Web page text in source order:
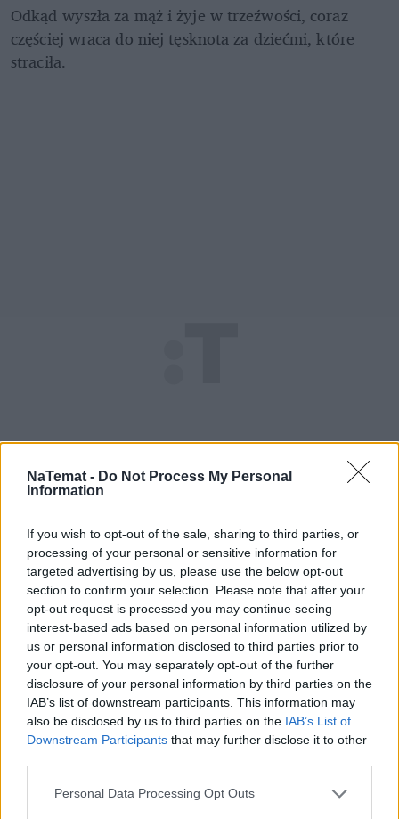
NaTemat - Do Not Process My Personal
Information
If you wish to opt-out of the sale, sharing to third parties, or
processing of your personal or sensitive information for
targeted advertising by us, please use the below opt-out
section to confirm your selection. Please note that after your
opt-out request is processed you may continue seeing
interest-based ads based on personal information utilized by
us or personal information disclosed to third parties prior to
your opt-out. You may separately opt-out of the further
disclosure of your personal information by third parties on the
IAB’s list of downstream participants. This information may
also be disclosed by us to third parties on the IAB’s List of
Downstream Participants that may further disclose it to other
Personal Data Processing Opt Outs
Odkąd wyszła za mąż i żyje w trzeźwości, coraz
częściej wraca do niej tęsknota za dziećmi, które
straciła.
Łupiemy carski beton!  Drytooling
pod Warszawą (Janówek Pierwszy) |
kierunek:GÓRY #4
Najstarszej córki zaczęła szukać na własną rękę,
przez Facebooka.
– Naciągnęła mnie jedna kobieta. Udawała moją
córkę. Wyłudziła ode mnie dużo pieniędzy. Serce
pękło mi drugi raz.
– A Dżesika i Kacper? O nich też pani myśli?